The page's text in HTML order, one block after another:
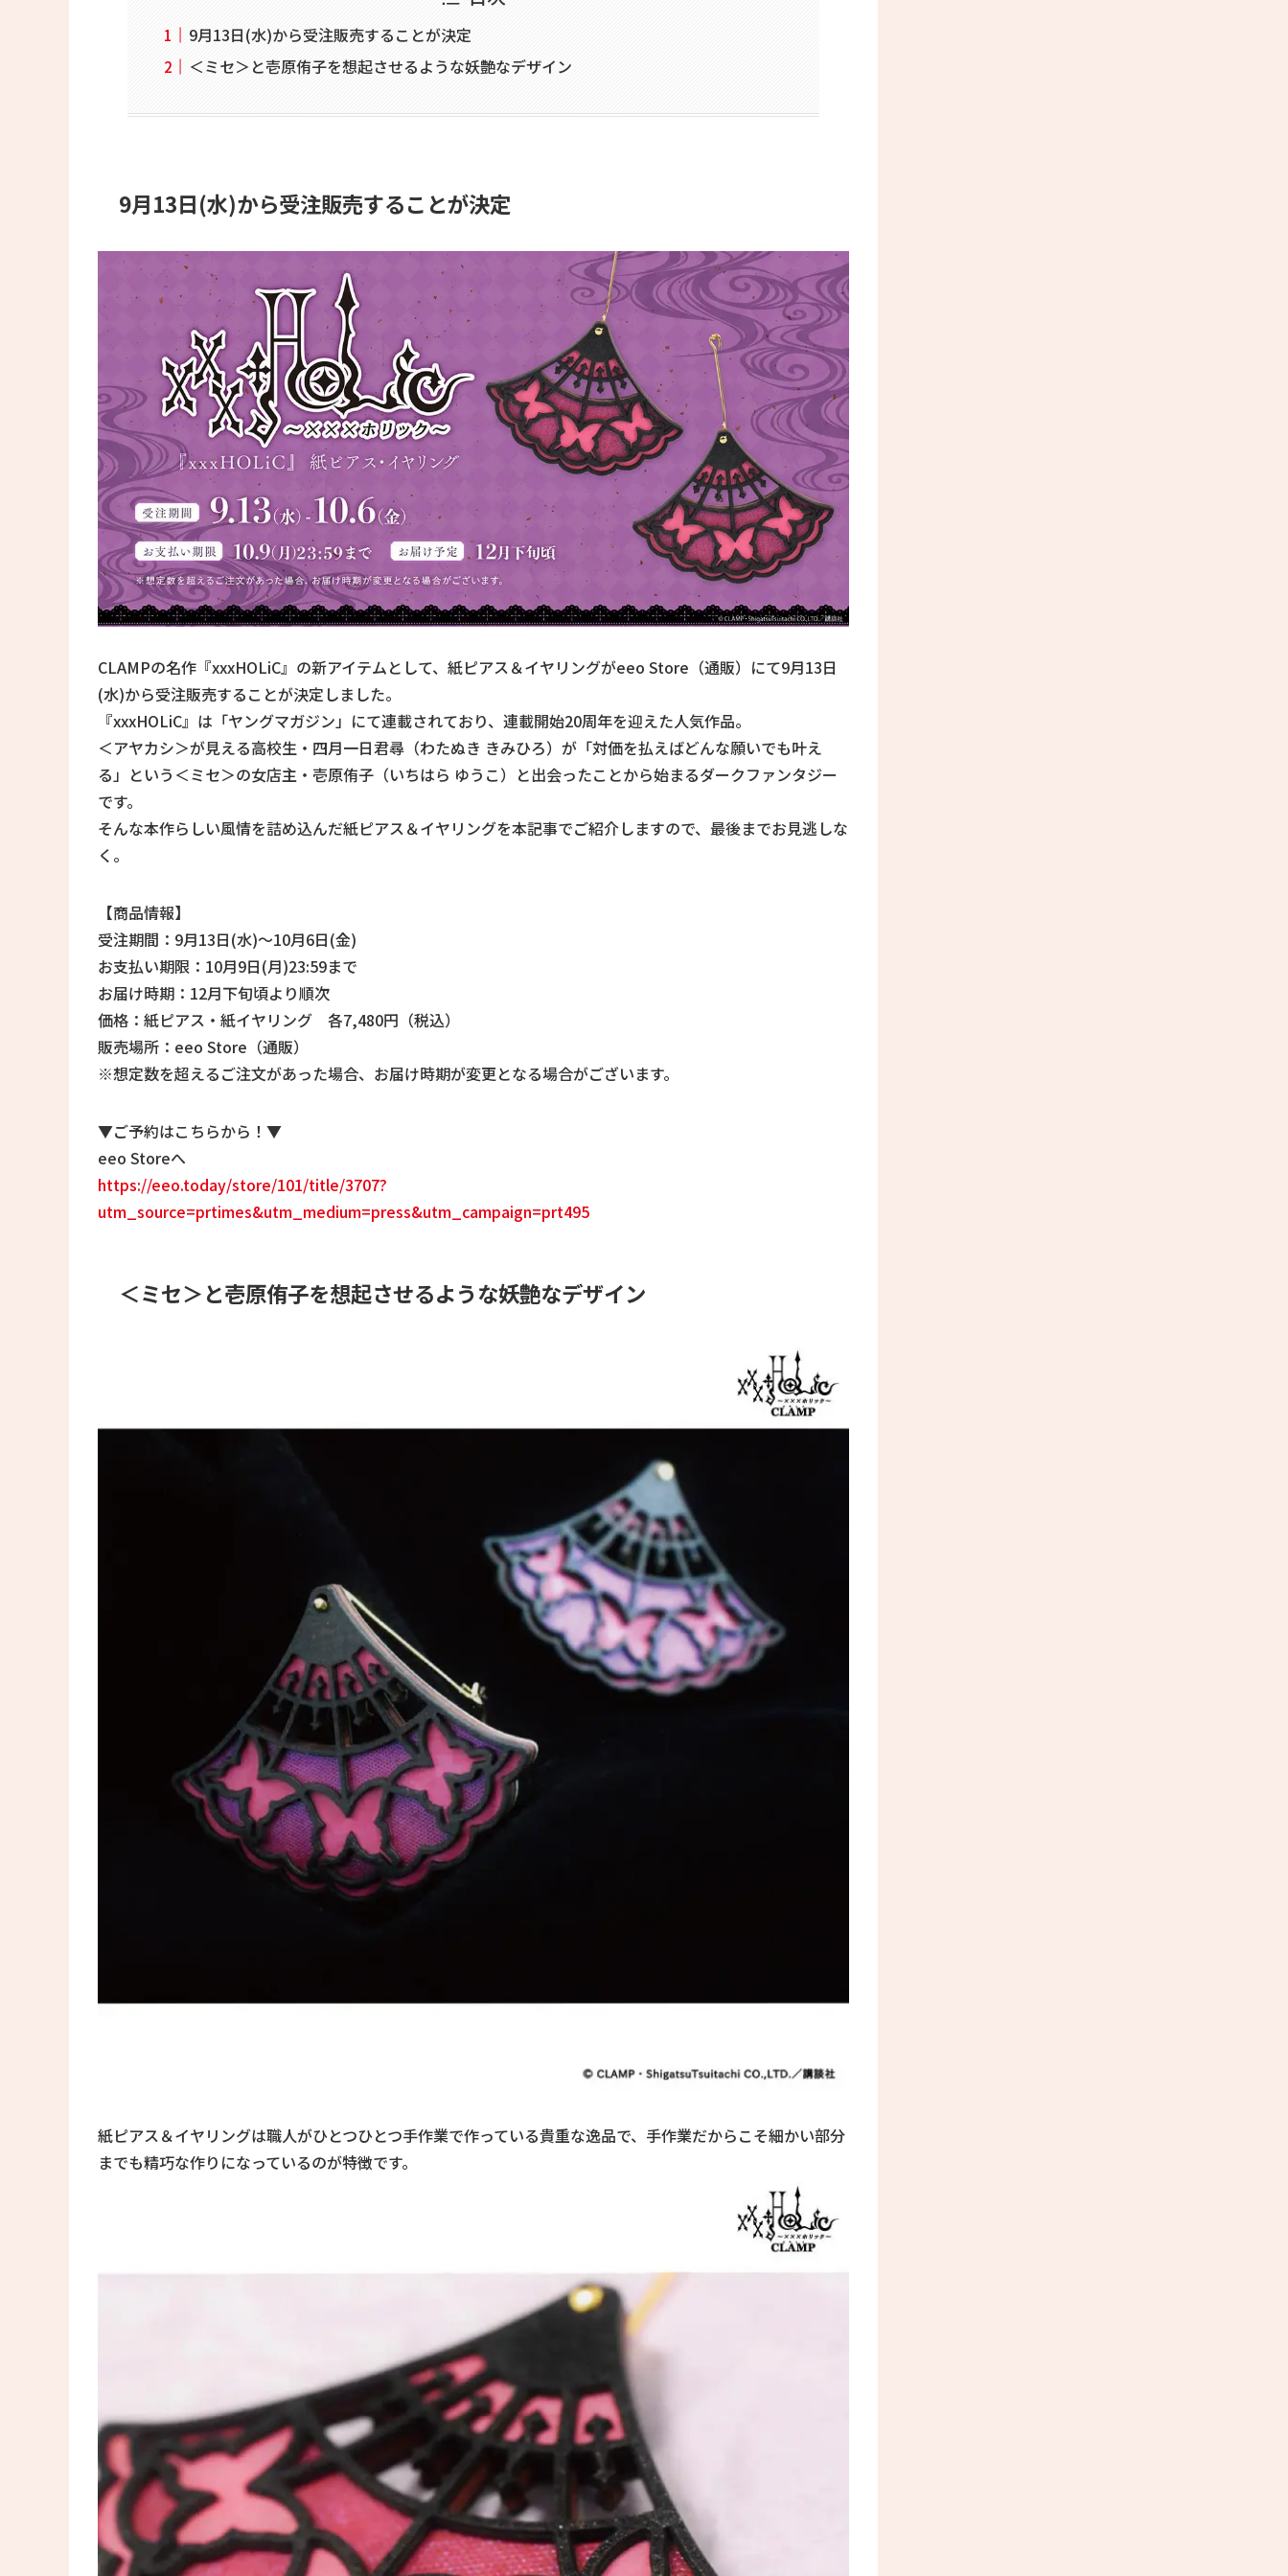
9月13日(水)から受注販売することが決定
＜ミセ＞と壱原侑子を想起させるような妖艶なデザイン
9月13日(水)から受注販売することが決定
CLAMPの名作『xxxHOLiC』の新アイテムとして、紙ピアス＆イヤリングがeeo Store（通販）にて9月13日
(水)から受注販売することが決定しました。
『xxxHOLiC』は「ヤングマガジン」にて連載されており、連載開始20周年を迎えた人気作品。
＜アヤカシ＞が見える高校生・四月一日君尋（わたぬき きみひろ）が「対価を払えばどんな願いでも叶え
る」という＜ミセ＞の女店主・壱原侑子（いちはら ゆうこ）と出会ったことから始まるダークファンタジー
です。
そんな本作らしい風情を詰め込んだ紙ピアス＆イヤリングを本記事でご紹介しますので、最後までお見逃しな
く。
【商品情報】
受注期間：9月13日(水)～10月6日(金)
お支払い期限：10月9日(月)23:59まで
お届け時期：12月下旬頃より順次
価格：紙ピアス・紙イヤリング 各7,480円（税込）
販売場所：eeo Store（通販）
※想定数を超えるご注文があった場合、お届け時期が変更となる場合がございます。
▼ご予約はこちらから！▼
eeo Storeへ
https://eeo.today/store/101/title/3707?
utm_source=prtimes&utm_medium=press&utm_campaign=prt495
＜ミセ＞と壱原侑子を想起させるような妖艶なデザイン
紙ピアス＆イヤリングは職人がひとつひとつ手作業で作っている貴重な逸品で、手作業だからこそ細かい部分
までも精巧な作りになっているのが特徴です。